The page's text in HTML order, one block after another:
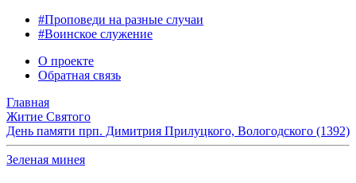
#Проповеди на разные случаи
#Воинское служение
О проекте
Обратная связь
Главная
Житие Святого
День памяти прп. Димитрия Прилуцкого, Вологодского (1392)
Зеленая минея